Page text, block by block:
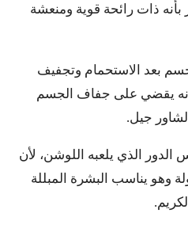
بأنه ذات رائحة قوية ومنعشة
بعد الاستحمام وتجفيف
يقضي على جفاف الجسم
جيل.
الدور الذي يلعبه اللوشن، لأن
وهو يناسب البشرة المبللة